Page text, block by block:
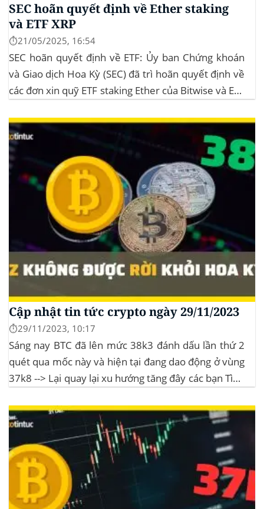
SEC hoãn quyết định về Ether staking
và ETF XRP
⏱️21/05/2025, 16:54
SEC hoãn quyết định về ETF: Ủy ban Chứng khoán
và Giao dịch Hoa Kỳ (SEC) đã trì hoãn quyết định về
các đơn xin quỹ ETF staking Ether của Bitwise và ETF
10/2025 để thu thập thêm ý kiến công...
Cập nhật tin tức crypto ngày 29/11/2023
⏱️29/11/2023, 10:17
Sáng nay BTC đã lên mức 38k3 đánh dấu lần thứ 2
quét qua mốc này và hiện tại đang dao động ở vùng
37k8 --> Lại quay lại xu hướng tăng đây các bạn Tình
một nửa Bitcoin làm...